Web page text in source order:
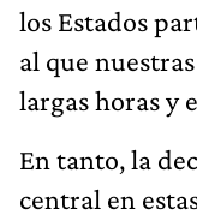
los Estados
al que
largas horas y
En tanto, la
central en